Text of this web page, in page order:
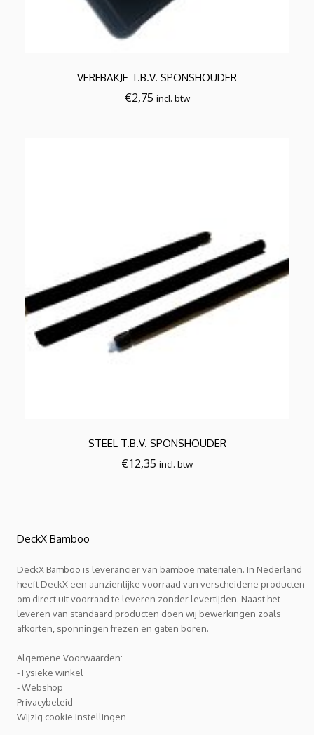
VERFBAKJE T.B.V. SPONSHOUDER
€2,75 incl. btw
STEEL T.B.V. SPONSHOUDER
€12,35 incl. btw
DeckX Bamboo
DeckX Bamboo is leverancier van bamboe materialen. In Nederland
heeft DeckX een aanzienlijke voorraad van verscheidene producten
om direct uit voorraad te leveren zonder levertijden. Naast het
leveren van standaard producten doen wij bewerkingen zoals
afkorten, sponningen frezen en gaten boren.
Algemene Voorwaarden:
- Fysieke winkel
- Webshop
Privacybeleid
Wijzig cookie instellingen